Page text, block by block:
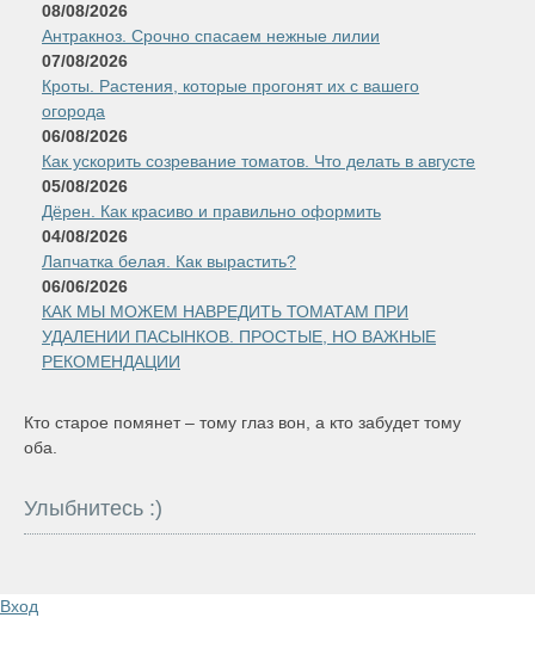
08/08/2026
Антракноз. Срочно спасаем нежные лилии
07/08/2026
Кроты. Растения, которые прогонят их с вашего
огорода
06/08/2026
Как ускорить созревание томатов. Что делать в августе
05/08/2026
Дёрен. Как красиво и правильно оформить
04/08/2026
Лапчатка белая. Как вырастить?
06/06/2026
КАК МЫ МОЖЕМ НАВРЕДИТЬ ТОМАТАМ ПРИ
УДАЛЕНИИ ПАСЫНКОВ. ПРОСТЫЕ, НО ВАЖНЫЕ
РЕКОМЕНДАЦИИ
Кто старое помянет – тому глаз вон, а кто забудет тому
оба.
Улыбнитесь :)
Вход